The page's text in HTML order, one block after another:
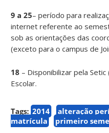
9 a 25– período para
internet referente ao
sob as orientações das
(exceto para o campus de
18 – Disponibilizar pela
Escolar.
Tags: 2014
alteração
matrícula
primeiro